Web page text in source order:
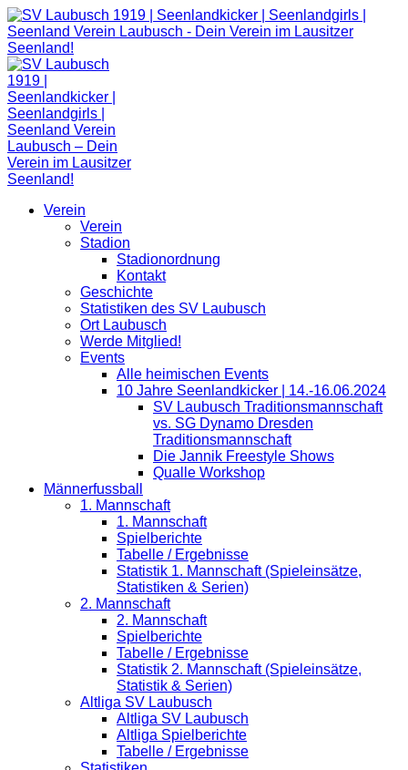
Zum
Inhalt
springen
Verein
Verein
Stadion
Stadionordnung
Kontakt
Geschichte
Statistiken des SV Laubusch
Ort Laubusch
Werde Mitglied!
Events
Alle heimischen Events
10 Jahre Seenlandkicker | 14.-16.06.2024
SV Laubusch Traditionsmannschaft
vs. SG Dynamo Dresden
Traditionsmannschaft
Die Jannik Freestyle Shows
Qualle Workshop
Männerfussball
1. Mannschaft
1. Mannschaft
Spielberichte
Tabelle / Ergebnisse
Statistik 1. Mannschaft (Spieleinsätze,
Statistiken & Serien)
2. Mannschaft
2. Mannschaft
Spielberichte
Tabelle / Ergebnisse
Statistik 2. Mannschaft (Spieleinsätze,
Statistik & Serien)
Altliga SV Laubusch
Altliga SV Laubusch
Altliga Spielberichte
Tabelle / Ergebnisse